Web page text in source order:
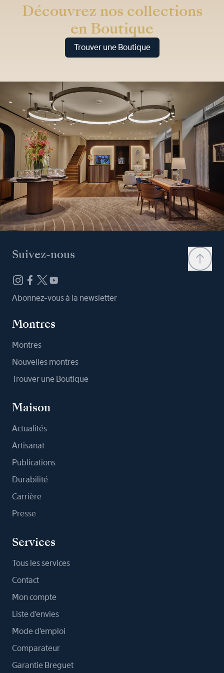
Découvrez nos collections
en Boutique
Trouver une Boutique
Suivez-nous
Abonnez-vous à la newsletter
Montres
Montres
Nouvelles montres
Trouver une Boutique
Maison
Actualités
Artisanat
Publications
Durabilité
Carrière
Presse
Services
Tous les services
Contact
Mon compte
Liste d'envies
Mode d'emploi
Comparateur
Garantie Breguet